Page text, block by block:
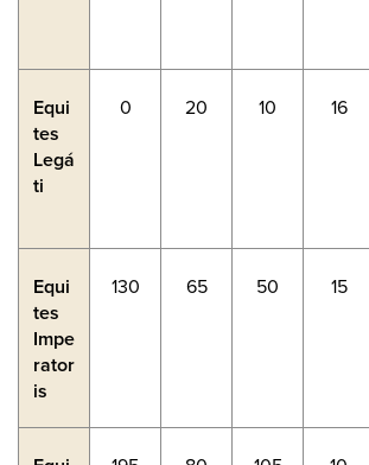
Equi
tes
Legá
ti
0 20 10 16
Equi
tes
Impe
rator
is
130 65 50 15